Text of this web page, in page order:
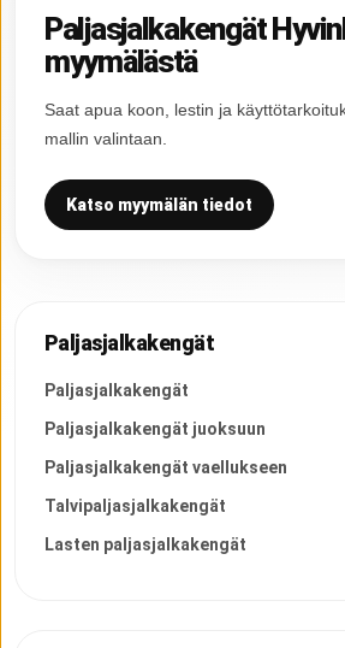
Paljasjalkakengät
myymälästä
Saat apua koon, lestin ja
mallin valintaan.
Katso myymälän tiedot
Paljasjalkakengät
Paljasjalkakengät
Paljasjalkakengät juoksuun
Paljasjalkakengät vaellukseen
Talvipaljasjalkakengät
Lasten paljasjalkakengät